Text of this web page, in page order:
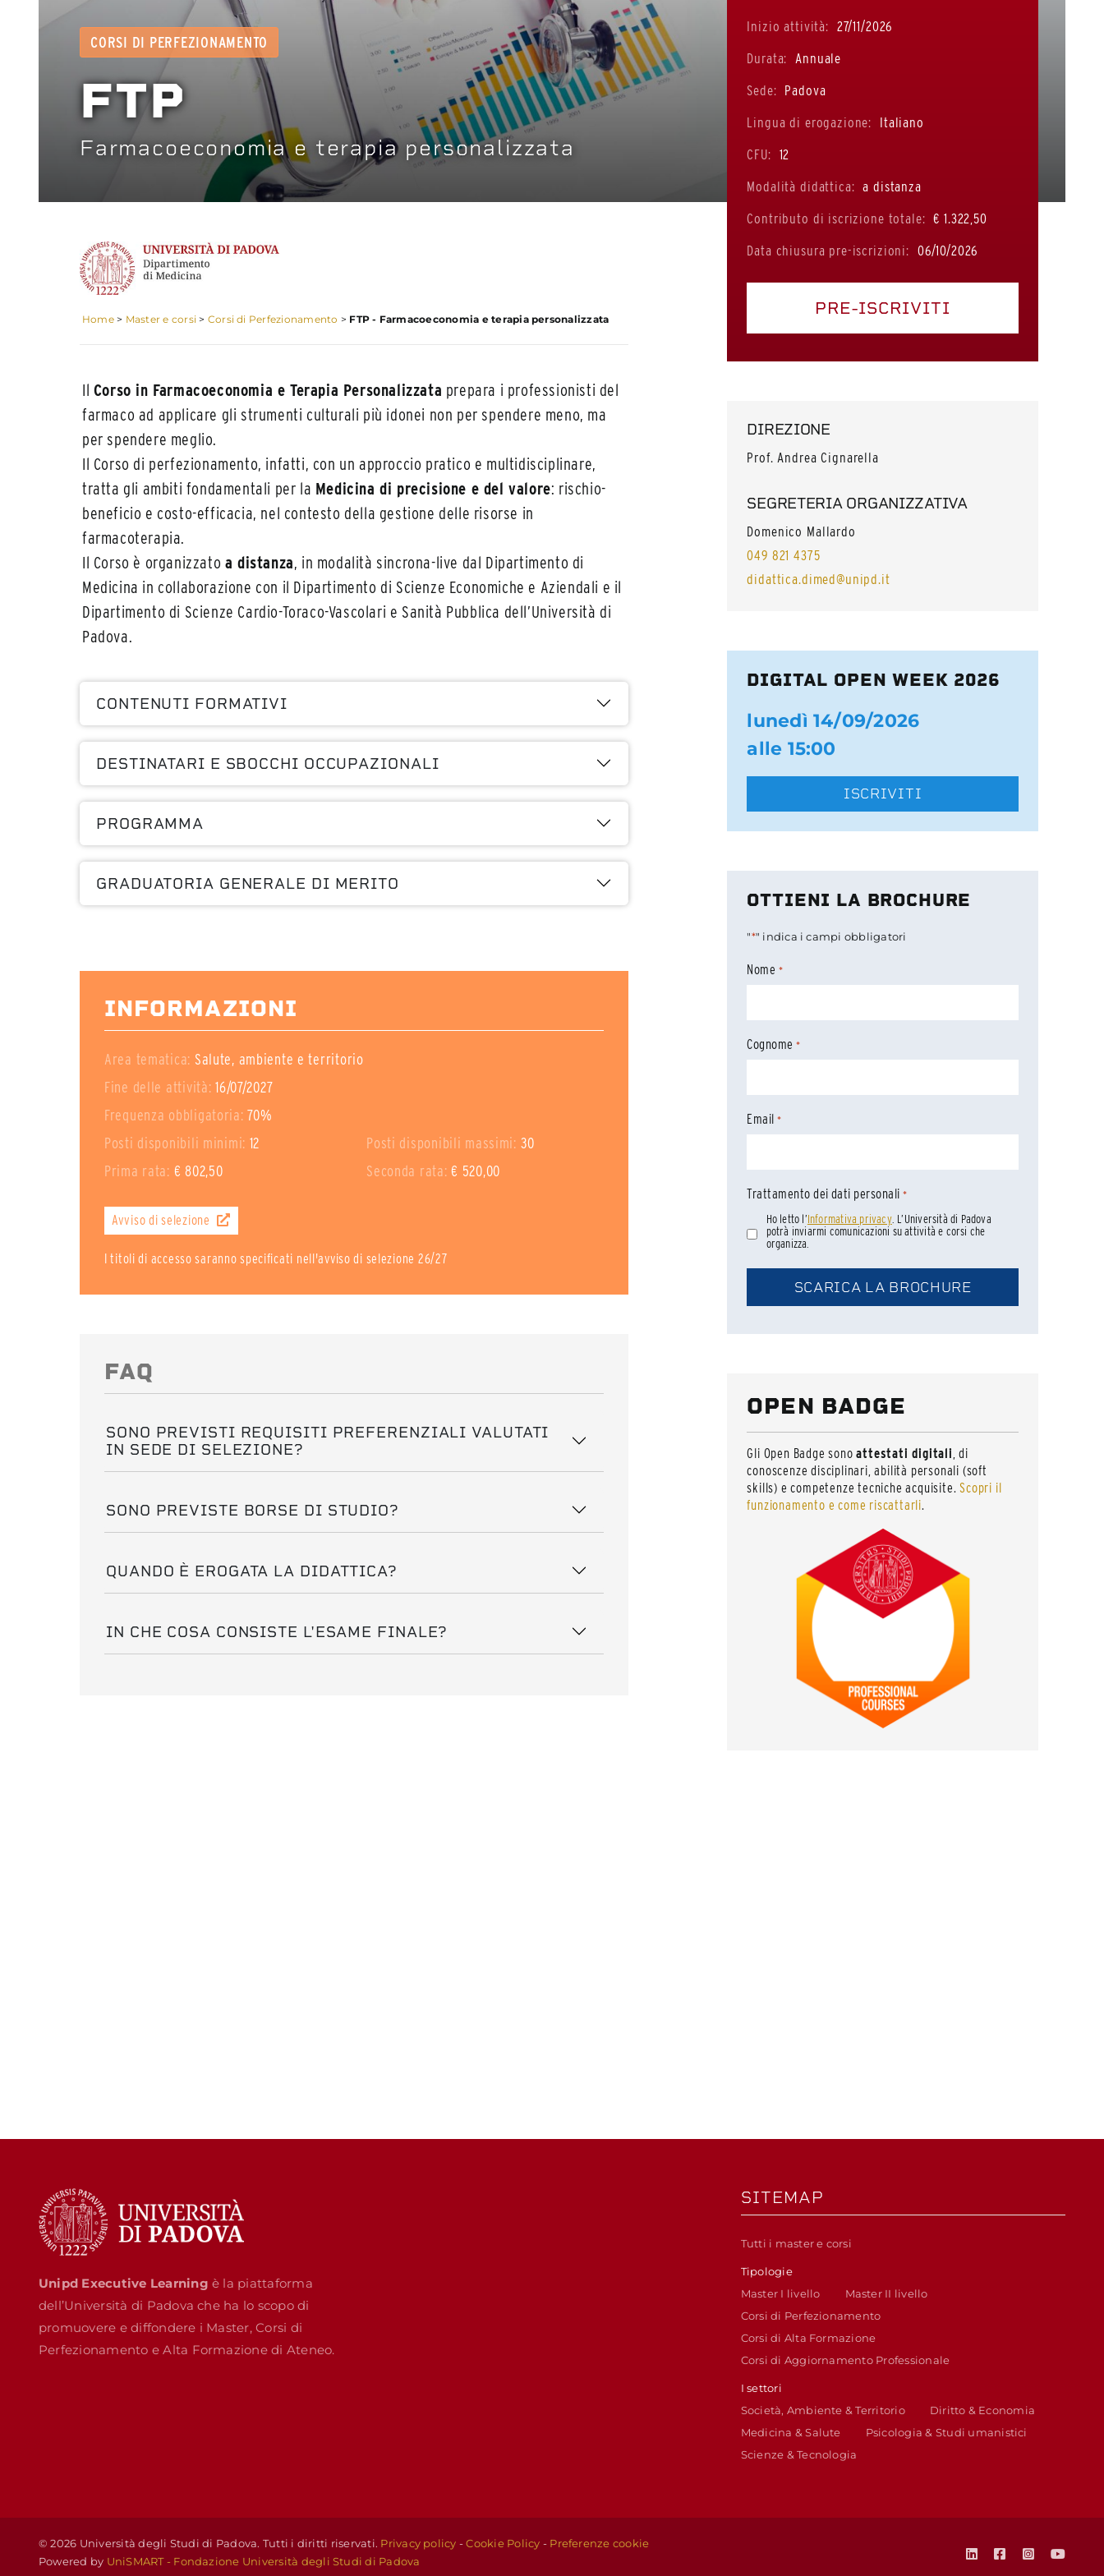
CORSI DI PERFEZIONAMENTO
FTP
Farmacoeconomia e terapia personalizzata
Home> Master e corsi > Corsi di Perfezionamento > FTP - Farmacoeconomia e terapia personalizzata
Il Corso in Farmacoeconomia e Terapia Personalizzata prepara i professionisti del
farmaco ad applicare gli strumenti culturali più idonei non per spendere meno, ma
per spendere meglio.
Il Corso di perfezionamento, infatti, con un approccio pratico e multidisciplinare,
tratta gli ambiti fondamentali per la Medicina di precisione e del valore: rischio-
beneficio e costo-efficacia, nel contesto della gestione delle risorse in
farmacoterapia.
Il Corso è organizzato a distanza, in modalità sincrona-live dal Dipartimento di
Medicina in collaborazione con il Dipartimento di Scienze Economiche e Aziendali e il
Dipartimento di Scienze Cardio-Toraco-Vascolari e Sanità Pubblica dell’Università di
Padova.
CONTENUTI FORMATIVI
DESTINATARI E SBOCCHI OCCUPAZIONALI
PROGRAMMA
GRADUATORIA GENERALE DI MERITO
INFORMAZIONI
Area tematica: Salute, ambiente e territorio
Fine delle attività: 16/07/2027
Frequenza obbligatoria: 70%
Posti disponibili minimi: 12 Posti disponibili massimi: 30
Prima rata: € 802,50 Seconda rata: € 520,00
Avviso di selezione
I titoli di accesso saranno specificati nell'avviso di selezione 26/27
FAQ
SONO PREVISTI REQUISITI PREFERENZIALI VALUTATI
IN SEDE DI SELEZIONE?
SONO PREVISTE BORSE DI STUDIO?
QUANDO È EROGATA LA DIDATTICA?
IN CHE COSA CONSISTE L'ESAME FINALE?
Inizio attività: 27/11/2026
Durata: Annuale
Sede: Padova
Lingua di erogazione: Italiano
CFU: 12
Modalità didattica: a distanza
Contributo di iscrizione totale: € 1.322,50
Data chiusura pre-iscrizioni: 06/10/2026
PRE-ISCRIVITI
DIREZIONE
Prof. Andrea Cignarella
SEGRETERIA ORGANIZZATIVA
Domenico Mallardo
049 821 4375
didattica.dimed@unipd.it
DIGITAL OPEN WEEK 2026
lunedì 14/09/2026
alle 15:00
ISCRIVITI
OTTIENI LA BROCHURE
"*" indica i campi obbligatori
Nome *
Cognome *
Email *
Trattamento dei dati personali *
Ho letto l’Informativa privacy. L’Università di Padova
potrà inviarmi comunicazioni su attività e corsi che
organizza.
OPEN BADGE
Gli Open Badge sonoattestati digitali, di
conoscenze disciplinari, abilità personali (soft
skills) e competenze tecniche acquisite.Scopri il
funzionamento e come riscattarli.
Unipd Executive Learning è la piattaforma
dell’Università di Padova che ha lo scopo di
promuovere e diffondere i Master, Corsi di
Perfezionamento e Alta Formazione di Ateneo.
SITEMAP
Tutti i master e corsi
Tipologie
Master I livello
Master II livello
Corsi di Perfezionamento
Corsi di Alta Formazione
Corsi di Aggiornamento Professionale
I settori
Società, Ambiente & Territorio
Diritto & Economia
Medicina & Salute
Psicologia & Studi umanistici
Scienze & Tecnologia
© 2026 Università degli Studi di Padova. Tutti i diritti riservati. Privacy policy -Cookie Policy - Preferenze cookie
Powered by UniSMART - Fondazione Università degli Studi di Padova
LinkedInFacebookInstagram